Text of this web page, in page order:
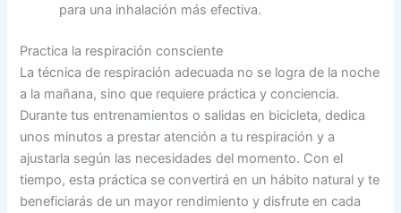
para una inhalación más efectiva.
Practica la respiración consciente
La técnica de respiración adecuada no se logra de la noche
a la mañana, sino que requiere práctica y conciencia.
Durante tus entrenamientos o salidas en bicicleta, dedica
unos minutos a prestar atención a tu respiración y a
ajustarla según las necesidades del momento. Con el
tiempo, esta práctica se convertirá en un hábito natural y te
beneficiarás de un mayor rendimiento y disfrute en cada